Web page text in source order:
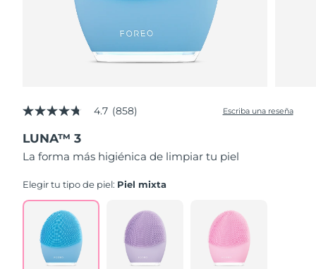
4.7
5
estrellas,
valor
de
Read
Reviews.
Enlace
4.7 (858) Escriba una reseña
LUNA™ 3
La forma más higiénica de limpiar tu piel
Elegir tu tipo de piel: Piel mixta